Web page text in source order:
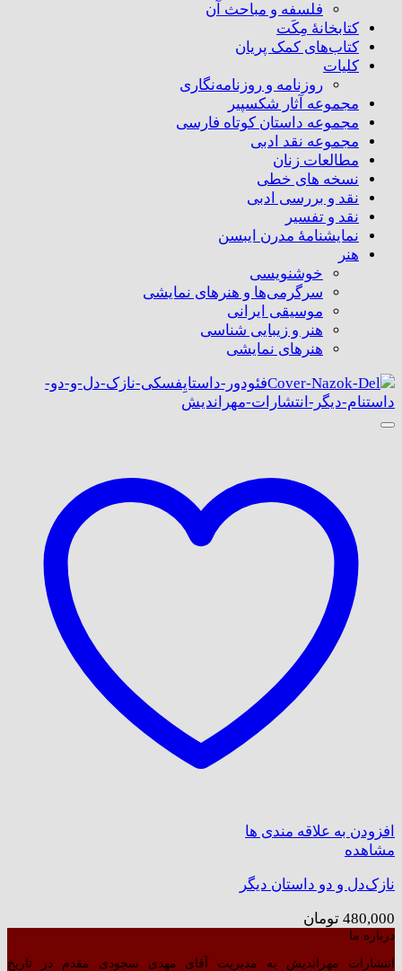
فلسفه و مباحث آن
کتابخانۀ مِکَت
کتاب‌های کمک پریان
کلیات
روزنامه و روزنامه‌نگاری
مجموعه آثار شکسپیر
مجموعه داستان کوتاه فارسی
مجموعه نقد ادبی
مطالعات زنان
نسخه های خطی
نقد و بررسی ادبی
نقد و تفسیر
نمایشنامۀ مدرن ایبسن
هنر
خوشنویسی
سرگرمی‌ها و هنرهای نمایشی
موسیقی ایرانی
هنر و زیبایی شناسی
هنر‌های نمایشی
افزودن به علاقه مندی ها
مشاهده
نازک‌دل و دو داستان دیگر
480,000 تومان
درباره ما
انتشارات مهراندیش به مدیریت آقای مهدی سجودی مقدم در تاریخ